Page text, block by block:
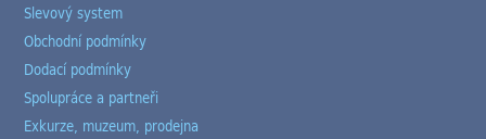
Slevový system
Obchodní podmínky
Dodací podmínky
Spolupráce a partneři
Exkurze, muzeum, prodejna